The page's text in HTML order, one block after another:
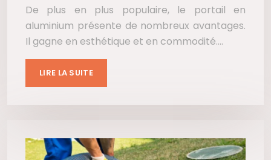
De plus en plus populaire, le portail en
aluminium présente de nombreux avantages.
Il gagne en esthétique et en commodité….
LIRE LA SUITE